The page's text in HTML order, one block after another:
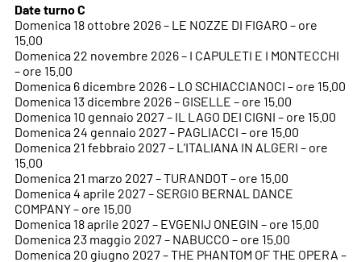
Date turno C
Domenica 18 ottobre 2026 – LE NOZZE DI FIGARO – ore
15.00
Domenica 22 novembre 2026 – I CAPULETI E I MONTECCHI
– ore 15.00
Domenica 6 dicembre 2026 – LO SCHIACCIANOCI – ore 15.00
Domenica 13 dicembre 2026 – GISELLE – ore 15.00
Domenica 10 gennaio 2027 – IL LAGO DEI CIGNI – ore 15.00
Domenica 24 gennaio 2027 – PAGLIACCI – ore 15.00
Domenica 21 febbraio 2027 – L’ITALIANA IN ALGERI – ore
15.00
Domenica 21 marzo 2027 – TURANDOT – ore 15.00
Domenica 4 aprile 2027 – SERGIO BERNAL DANCE
COMPANY – ore 15.00
Domenica 18 aprile 2027 – EVGENIJ ONEGIN – ore 15.00
Domenica 23 maggio 2027 – NABUCCO – ore 15.00
Domenica 20 giugno 2027 – THE PHANTOM OF THE OPERA –